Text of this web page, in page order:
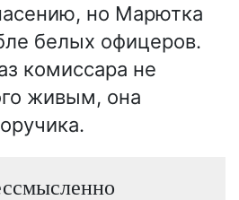
но Марютка
белых офицеров.
комиссара не
живым, она